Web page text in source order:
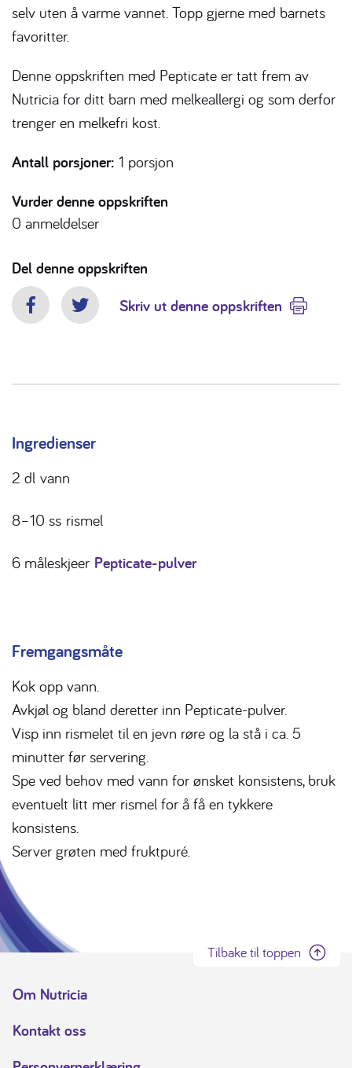
selv uten å varme vannet. Topp gjerne med barnets
favoritter.
Denne oppskriften med Pepticate er tatt frem av
Nutricia for ditt barn med melkeallergi og som derfor
trenger en melkefri kost.
Antall porsjoner: 1 porsjon
Vurder denne oppskriften
0 anmeldelser
Del denne oppskriften
FacebookTwitterSkriv ut denne oppskriften
Ingredienser
2 dl vann
8–10 ss rismel
6 måleskjeer Pepticate-pulver
Fremgangsmåte
Kok opp vann.
Avkjøl og bland deretter inn Pepticate-pulver.
Visp inn rismelet til en jevn røre og la stå i ca. 5
minutter før servering.
Spe ved behov med vann for ønsket konsistens, bruk
eventuelt litt mer rismel for å få en tykkere
konsistens.
Server grøten med fruktpuré.
Tilbake til toppen
Om Nutricia
Kontakt oss